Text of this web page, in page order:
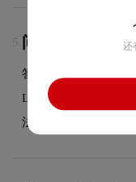
5. 问：LOGO设
答：可以，我们拥有
LOGO设计到商标注
法律保护。
还